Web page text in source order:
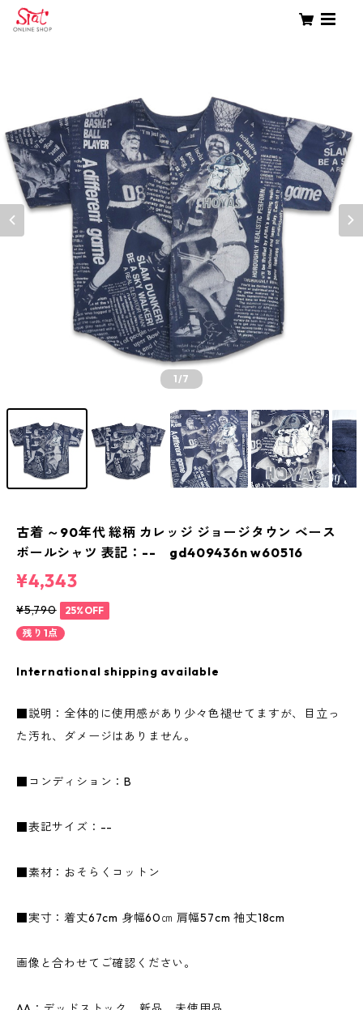
1/7
古着 ～90年代 総柄 カレッジ ジョージタウン ベース
ボールシャツ 表記：-- gd409436n w60516
¥4,343
¥5,790
25%OFF
残り1点
International shipping available
■説明：全体的に使用感があり少々色褪せてますが、目立っ
た汚れ、ダメージはありません。
■コンディション：B
■表記サイズ：--
■素材：おそらくコットン
■実寸：着丈67cm 身幅60㎝ 肩幅57cm 袖丈18cm
画像と合わせてご確認ください。